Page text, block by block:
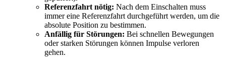
Referenzfahrt nötig: Nach dem Einschalten muss
immer eine Referenzfahrt durchgeführt werden, um die
absolute Position zu bestimmen.
Anfällig für Störungen: Bei schnellen Bewegungen
oder starken Störungen können Impulse verloren
gehen.